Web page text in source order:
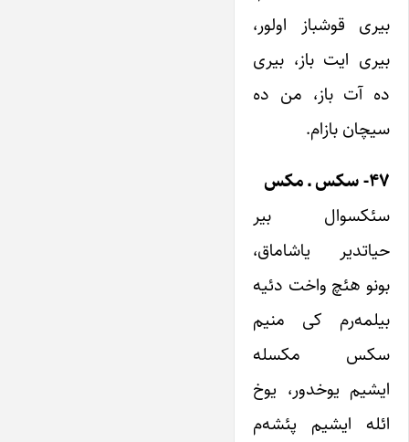
بیری قوشباز اولور،
بیری ایت باز، بیری
ده آت باز، من ده
سیچان بازام.
۴۷- سکس ـ مکس
سئکسوال بیر
حیاتدیر یاشاماق،
بونو هئچ واخت دئیه
بیلمه‌رم کی منیم
سکس مکسله
ایشیم یوخدور، یوخ
ائله ایشیم پئشه‌م